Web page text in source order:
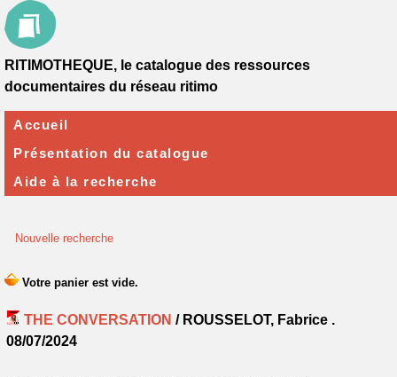
Nouvelle recherche
THE CONVERSATION / ROUSSELOT, Fabrice .
08/07/2024
RITIMOTHEQUE, le catalogue des ressources
documentaires du réseau ritimo
Accueil
Présentation du catalogue
Aide à la recherche